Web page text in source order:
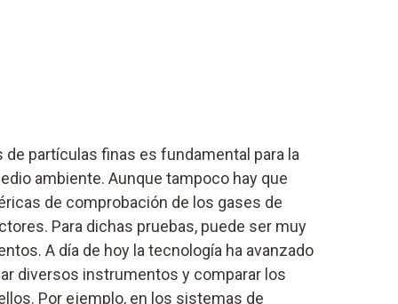
partículas finas es fundamental para la
ambiente. Aunque tampoco hay que
de comprobación de los gases de
Para dichas pruebas, puede ser muy
A día de hoy la tecnología ha avanzado
diversos instrumentos y comparar los
Por ejemplo, en los sistemas de